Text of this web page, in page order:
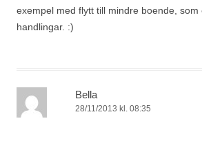
exempel med flytt till mindre boende, som
handlingar. :)
Bella
28/11/2013 kl. 08:35